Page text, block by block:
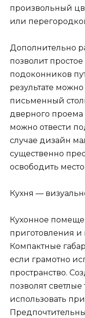
произвольный
или
Дополнительно
позволит
подоконников
результате
письменный
дверного
можно отвести
случае дизайн
существенно
освободить
Кухня —
Кухонное
приготовления
Компактные
если грамотно
пространство.
позволят
использовать